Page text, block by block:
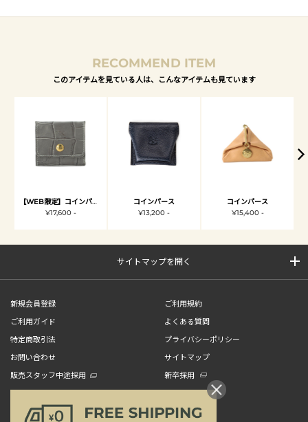
RECOMMEND ITEM
このアイテムを見ている人は、こんなアイテムも見ています
【WEB限定】コインパース
¥17,600 -
コインパース
¥13,200 -
コインパース
¥15,400 -
サイトマップを開く
新規会員登録
ご利用規約
ご利用ガイド
よくある質問
特定商取引法
プライバシーポリシー
お問い合わせ
サイトマップ
販売スタッフ中途採用
新卒採用